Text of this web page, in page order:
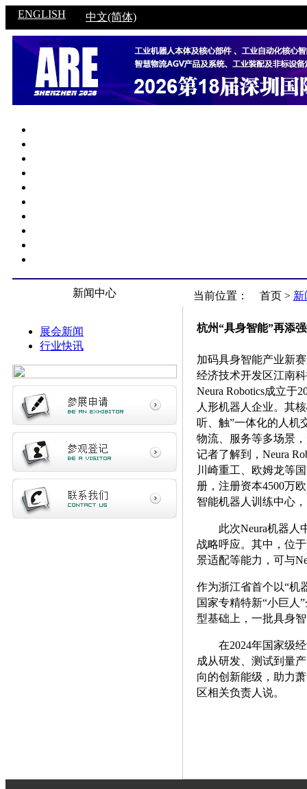
ENGLISH 中文(简体)
新闻中心
展会新闻
行业快讯
当前位置： 首页 > 新
杭州“具身智能”再添
加码具身智能产业新
经济技术开发区江南
Neura Robotics成立
人形机器人企业。其
听、触”一体化的人机
物流、服务等多场景
记者了解到，Neura
川崎重工、欧姆龙等
册，注册资本4500万
智能机器人训练中心
此次Neura机器人
战略呼应。其中，位
景适配等能力，可与
作为浙江省首个以“机
国家专精特新“小巨人
型基础上，一批具身
在2024年国家级
成从研发、测试到量
向的创新能级，助力
区相关负责人说。